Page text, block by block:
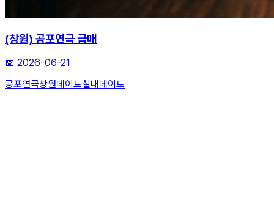
(창원) 공포연극 급매
📅 2026-06-21
공포연극창원데이트실내데이트